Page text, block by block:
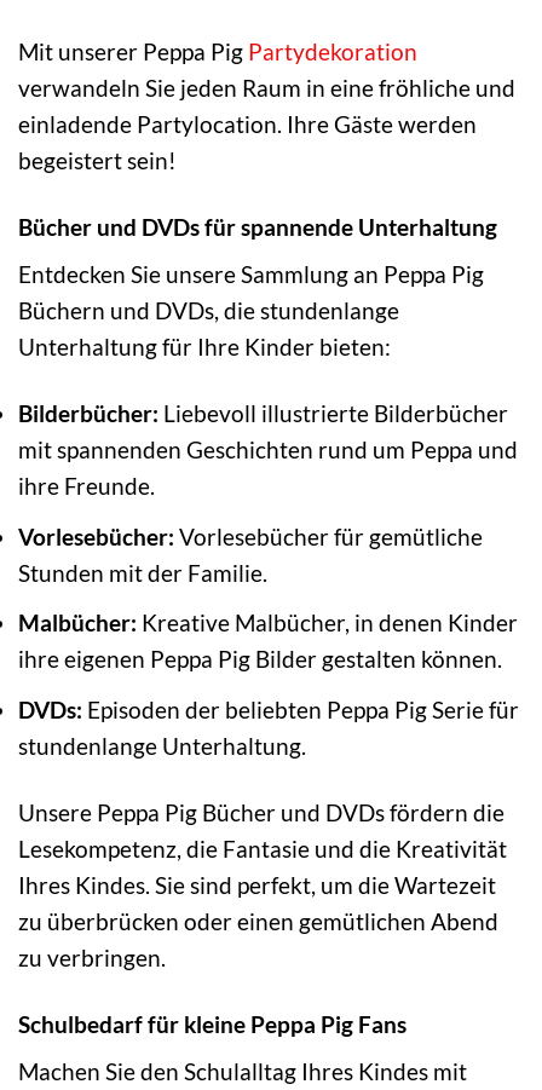
Mit unserer Peppa Pig Partydekoration
verwandeln Sie jeden Raum in eine fröhliche und
einladende Partylocation. Ihre Gäste werden
begeistert sein!
Bücher und DVDs für spannende Unterhaltung
Entdecken Sie unsere Sammlung an Peppa Pig
Büchern und DVDs, die stundenlange
Unterhaltung für Ihre Kinder bieten:
Bilderbücher: Liebevoll illustrierte Bilderbücher
mit spannenden Geschichten rund um Peppa und
ihre Freunde.
Vorlesebücher: Vorlesebücher für gemütliche
Stunden mit der Familie.
Malbücher: Kreative Malbücher, in denen Kinder
ihre eigenen Peppa Pig Bilder gestalten können.
DVDs: Episoden der beliebten Peppa Pig Serie für
stundenlange Unterhaltung.
Unsere Peppa Pig Bücher und DVDs fördern die
Lesekompetenz, die Fantasie und die Kreativität
Ihres Kindes. Sie sind perfekt, um die Wartezeit
zu überbrücken oder einen gemütlichen Abend
zu verbringen.
Schulbedarf für kleine Peppa Pig Fans
Machen Sie den Schulalltag Ihres Kindes mit